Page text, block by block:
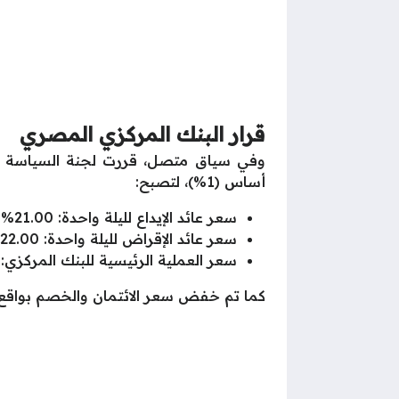
قرار البنك المركزي المصري
أساس (1%)، لتصبح:
سعر عائد الإيداع لليلة واحدة: 21.00%
سعر عائد الإقراض لليلة واحدة: 22.00%
سعر العملية الرئيسية للبنك المركزي:
كما تم خفض سعر الائتمان والخصم بواقع 1% ليصل إلى 21.50%، في خطوة تهدف إلى دعم النشاط الاقتصادي وتحفيز